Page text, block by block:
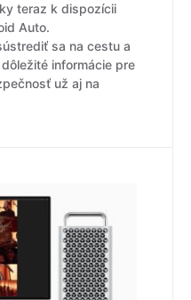
teraz k dispozícii
Auto.
sa na cestu a
informácie pre
už aj na